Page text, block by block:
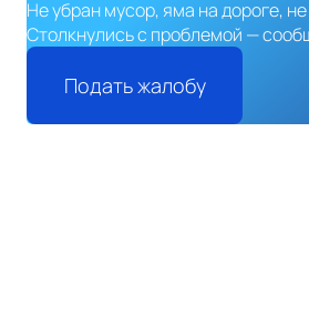
Не убран мусор, яма на дороге,
Столкнулись с проблемой —
Подать жалобу